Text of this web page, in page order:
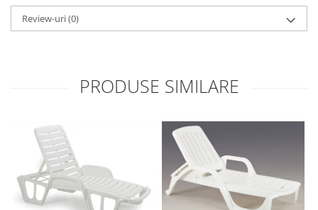
Review-uri(0)
PRODUSE SIMILARE